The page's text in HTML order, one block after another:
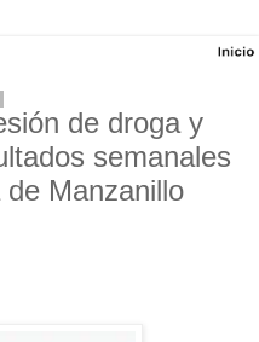
de droga y
semanales
Manzanillo